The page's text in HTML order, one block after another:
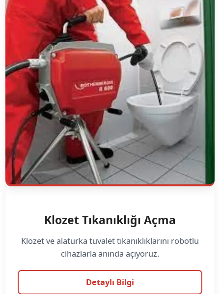
Klozet Tıkanıklığı Açma
Klozet ve alaturka tuvalet tıkanıklıklarını robotlu
cihazlarla anında açıyoruz.
Detaylı Bilgi